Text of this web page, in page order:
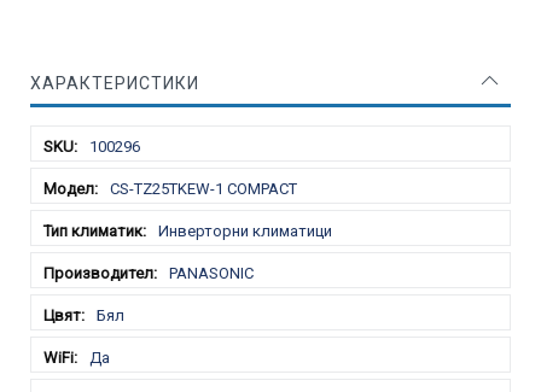
ХАРАКТЕРИСТИКИ
100296
CS-TZ25TKEW-1 COMPACT
Инверторни климатици
PANASONIC
Бял
Да